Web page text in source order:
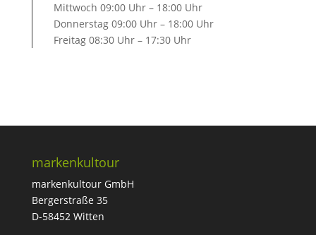
Mittwoch 09:00 Uhr – 18:00 Uhr
Donnerstag 09:00 Uhr – 18:00 Uhr
Freitag 08:30 Uhr – 17:30 Uhr
markenkultour
markenkultour GmbH
Bergerstraße 35
D-58452 Witten